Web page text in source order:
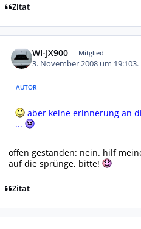
Zitat
WI-JX900 Mitglied
3. November 2008 um 19:103.
AUTOR
aber keine erinnerung an
...
offen gestanden: nein. hilf
auf die sprünge, bitte!
Zitat